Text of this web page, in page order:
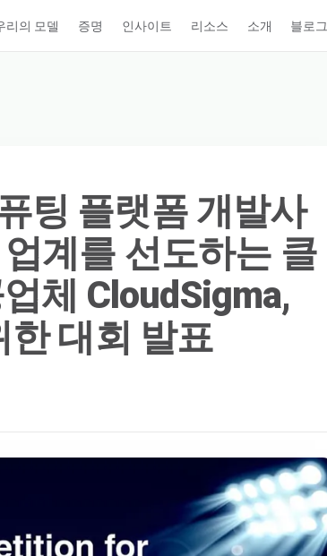
리의 모델 증명 인사이트 리소스 소개 블로그
팅 플랫폼 개발사
계를 선도하는 클
체 CloudSigma,
한 대회 발표